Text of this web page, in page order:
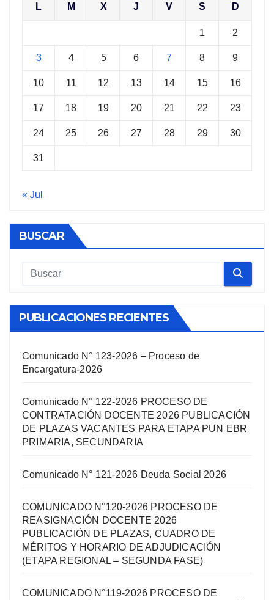
L M X J V S D
1 2
3 4 5 6 7 8 9
10 11 12 13 14 15 16
17 18 19 20 21 22 23
24 25 26 27 28 29 30
31
« Jul
BUSCAR
PUBLICACIONES RECIENTES
Comunicado N° 123-2026 – Proceso de
Encargatura-2026
Comunicado N° 122-2026 PROCESO DE
CONTRATACIÓN DOCENTE 2026 PUBLICACIÓN
DE PLAZAS VACANTES PARA ETAPA PUN EBR
PRIMARIA, SECUNDARIA
Comunicado N° 121-2026 Deuda Social 2026
COMUNICADO N°120-2026 PROCESO DE
REASIGNACIÓN DOCENTE 2026
PUBLICACIÓN DE PLAZAS, CUADRO DE
MÉRITOS Y HORARIO DE ADJUDICACIÓN
(ETAPA REGIONAL – SEGUNDA FASE)
COMUNICADO N°119-2026 PROCESO DE